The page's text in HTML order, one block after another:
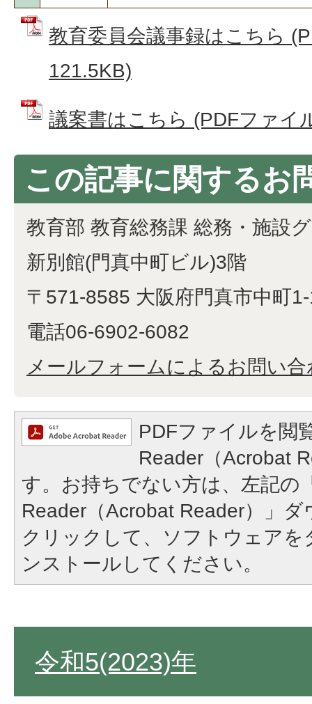
教育委員会議事録はこちら
121.5KB)
議案書はこちら (PDFファイ
この記事に関するお
教育部 教育総務課 総務・施設
新別館(門真中町ビル)3階
〒571-8585 大阪府門真市中町
電話06-6902-6082
メールフォームによるお問い合
PDFファイルを閲
Reader（Acrobat
す。お持ちでない方は、左記の
Reader（Acrobat Reader）」
クリックして、ソフトウェア
ンストールしてください。
令和5(2023)年